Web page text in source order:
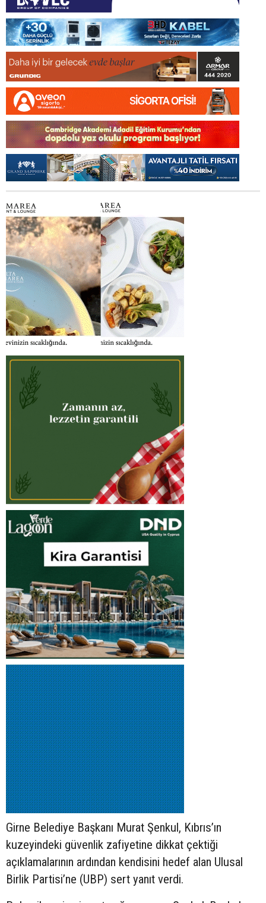
Girne Belediye Başkanı Murat Şenkul, Kıbrıs’ın
kuzeyindeki güvenlik zafiyetine dikkat çektiği
açıklamalarının ardından kendisini hedef alan Ulusal
Birlik Partisi’ne (UBP) sert yanıt verdi.